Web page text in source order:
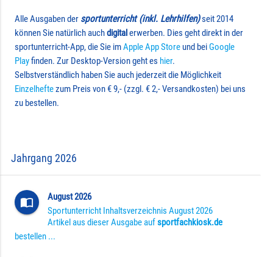
Alle Ausgaben der sportunterricht (inkl. Lehrhilfen)seit 2014
können Sie natürlich auchdigital erwerben. Dies geht direkt in der
sportunterricht-App, die Sie imApple App Store und beiGoogle
Playfinden. Zur Desktop-Version geht es hier.
Selbstverständlich haben Sie auch jederzeit die Möglichkeit
Einzelheftezum Preis von € 9,- (zzgl. € 2,- Versandkosten) bei uns
zu bestellen.
Jahrgang 2026
import_contacts
August 2026
Sportunterricht Inhaltsverzeichnis August 2026
Artikel aus dieser Ausgabe aufsportfachkiosk.de
bestellen ...